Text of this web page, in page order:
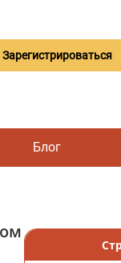
Зарегистрироваться
Блог